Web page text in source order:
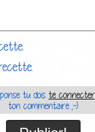
tu dois te connecter
ton commentaire ;-)